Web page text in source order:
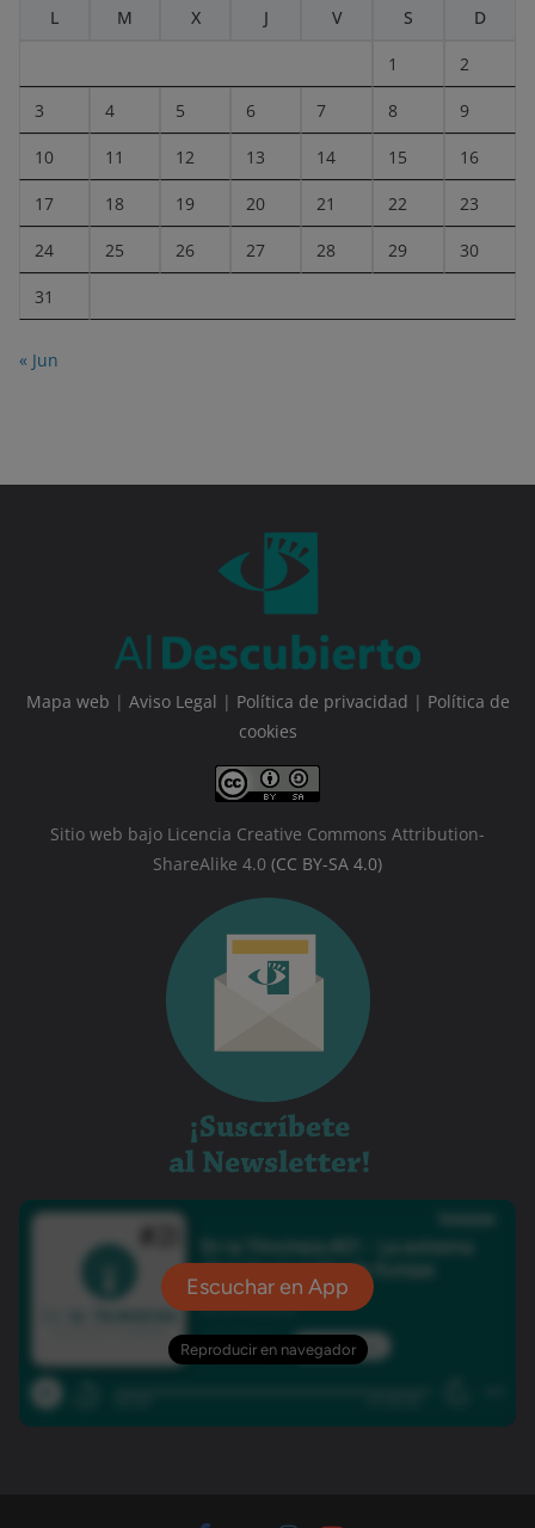
L
M X J V S D
1 2
3 4 5 6 7 8 9
10 11 12 13 14 15 16
17 18 19 20 21 22 23
24 25 26 27 28 29 30
31
« Jun
Mapa web | Aviso Legal | Política de privacidad | Política de
cookies
Sitio web bajo Licencia Creative Commons Attribution-
ShareAlike 4.0 (CC BY-SA 4.0)